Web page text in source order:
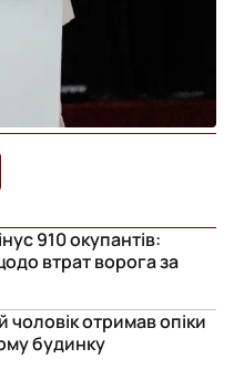
910 окупантів:
втрат ворога за
чоловік отримав опіки
будинку